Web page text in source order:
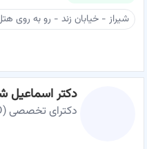
دکتر اسماعیل
دکترای تخصصی (Ph.D) فیزیوتراپی